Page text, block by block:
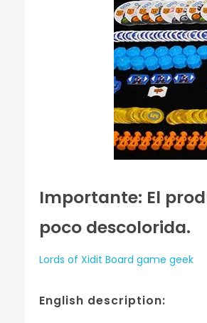
Importante: El
poco descolorida.
Lords of Xidit Board game geek
English description: